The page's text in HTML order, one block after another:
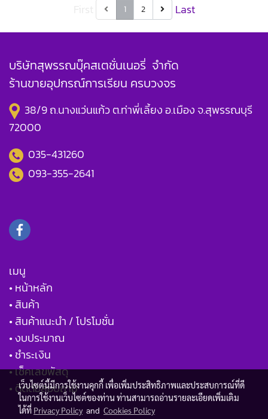
1 2 Last
บริษัทสุพรรณบุ๊คสเตชั่นเนอรี่ จำกัด
ร้านขายอุปกรณ์การเรียน ครบวงจร
38/9 ถ.นางแว่นแก้ว ต.ท่าพี่เลี้ยง อ.เมือง จ.สุพรรณบุรี
72000
035-431260
093-355-2641
เมนู
• หน้าหลัก
• สินค้า
• สินค้าแนะนำ / โปรโมชั่น
• งบประมาณ
• ชำระเงิน
• เช็คเลขพัสดุ
• ติดต่อสอบถาม
เว็บไซต์นี้มีการใช้งานคุกกี้ เพื่อเพิ่มประสิทธิภาพและประสบการณ์ที่ดี
ในการใช้งานเว็บไซต์ของท่าน ท่านสามารถอ่านรายละเอียดเพิ่มเติม
ได้ที่ Privacy Policyand Cookies Policy